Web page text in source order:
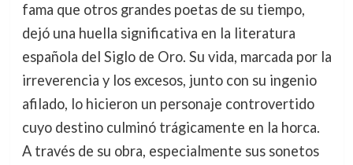
fama que otros grandes poetas de su tiempo,
dejó una huella significativa en la literatura
española del Siglo de Oro. Su vida, marcada por la
irreverencia y los excesos, junto con su ingenio
afilado, lo hicieron un personaje controvertido
cuyo destino culminó trágicamente en la horca.
A través de su obra, especialmente sus sonetos